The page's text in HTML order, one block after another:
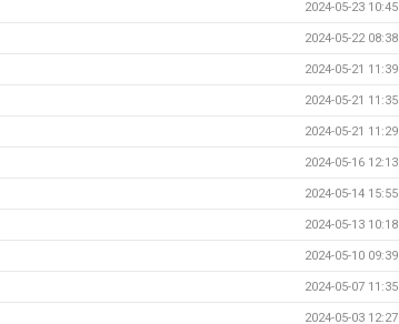
2024-05-23 10:45
2024-05-22 08:38
2024-05-21 11:39
2024-05-21 11:35
2024-05-21 11:29
2024-05-16 12:13
2024-05-14 15:55
2024-05-13 10:18
2024-05-10 09:39
2024-05-07 11:35
2024-05-03 12:27